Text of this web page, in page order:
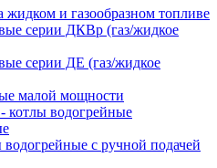
и газообразном топливе
серии ДКВр (газ/жидкое
серии ДЕ (газ/жидкое
малой мощности
водогрейные
с ручной подачей